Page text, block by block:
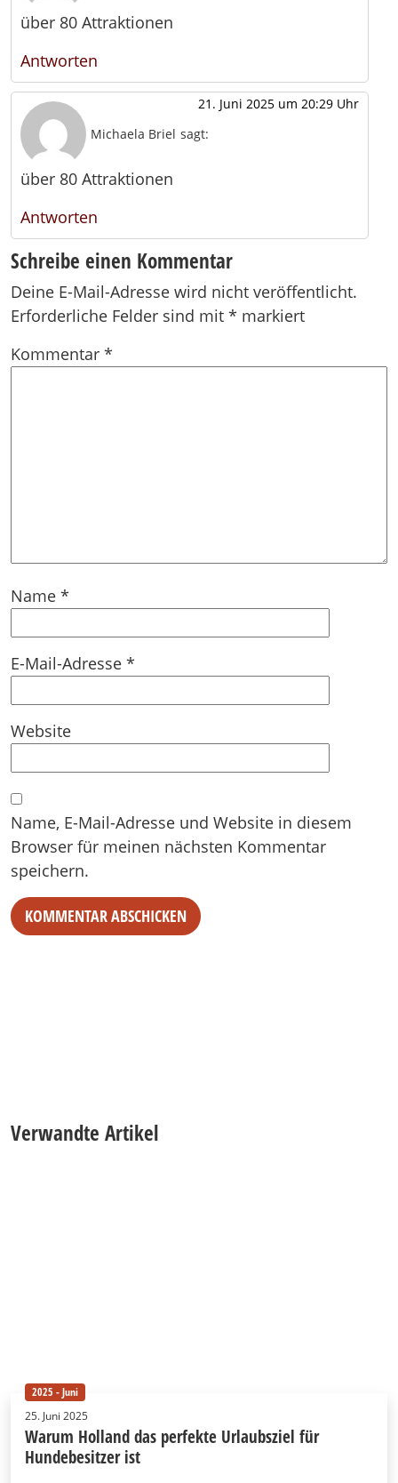
über 80 Attraktionen
Antworten
Michaela Briel sagt:
21. Juni 2025 um 20:29 Uhr
über 80 Attraktionen
Antworten
Schreibe einen Kommentar
Deine E-Mail-Adresse wird nicht veröffentlicht.
Erforderliche Felder sind mit * markiert
Kommentar *
Name *
E-Mail-Adresse *
Website
Name, E-Mail-Adresse und Website in diesem
Browser für meinen nächsten Kommentar
speichern.
Verwandte Artikel
2025 - Juni
25. Juni 2025
Warum Holland das perfekte Urlaubsziel für
Hundebesitzer ist